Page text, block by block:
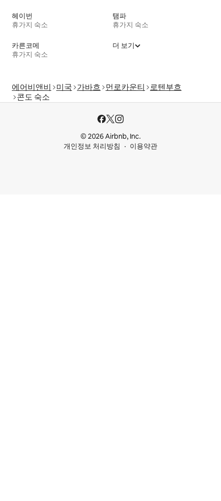
헤이번
휴가지 숙소
탬파
휴가지 숙소
카른코메
휴가지 숙소
더 보기
에어비앤비 미국 가바흐 먼로카운티
로텐부흐
콘도 숙소
© 2026 Airbnb, Inc.
개인정보 처리방침
이용약관